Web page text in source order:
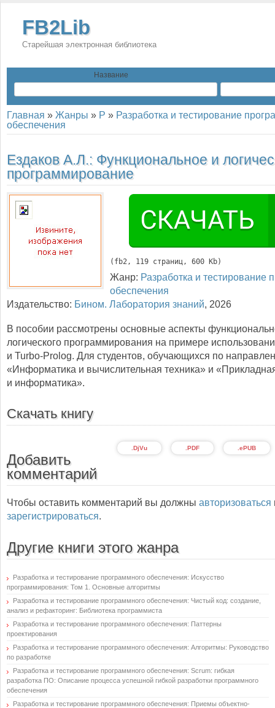
FB2Lib
Старейшая электронная библиотека
Название
Главная » Жанры » Р » Разработка и тестирование
обеспечения
Ездаков А.Л.: Функциональное и
программирование
( fb2, 119 страниц, 600 Kb)
Жанр: Разработка и тестирование
обеспечения
Издательство: Бином. Лаборатория знаний, 2026
В пособии рассмотрены основные аспекты
логического программирования на примере
и Turbo-Prolog. Для студентов, обучающихся по
«Информатика и вычислительная техника» и
и информатика».
Скачать книгу
.ePUB
.PDF
.DjVu
Добавить
комментарий
Чтобы оставить комментарий вы должны авторизоваться
зарегистрироваться.
Другие книги этого жанра
Разработка и тестирование программного обеспечения: Искусство
программирования: Том 1. Основные алгоритмы
Разработка и тестирование программного обеспечения: Чистый код: создание,
анализ и рефакторинг: Библиотека программиста
Разработка и тестирование программного обеспечения: Паттерны
проектирования
Разработка и тестирование программного обеспечения: Алгоритмы: Руководство
по разработке
Разработка и тестирование программного обеспечения: Scrum: гибкая
разработка ПО: Описание процесса успешной гибкой разработки программного
обеспечения
Разработка и тестирование программного обеспечения: Приемы объектно-